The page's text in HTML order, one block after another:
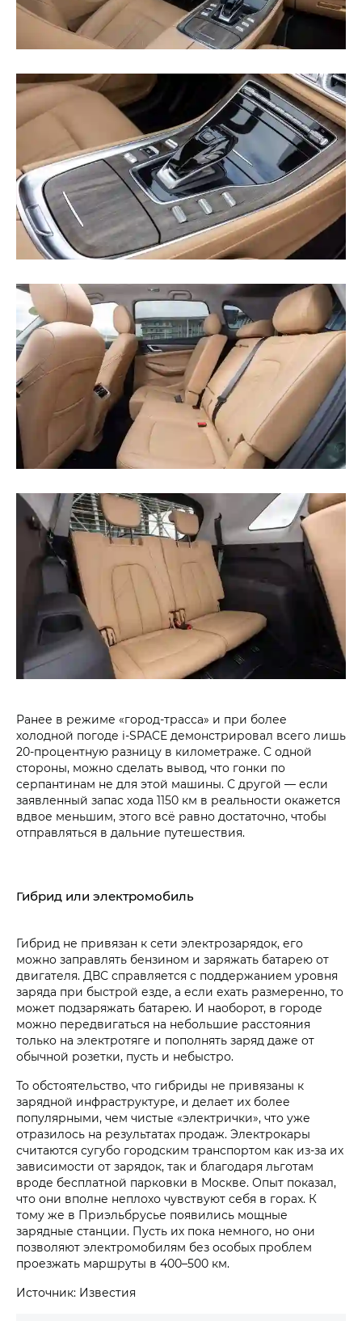
Ранее в режиме «город-трасса» и при более
холодной погоде i‑SPACE демонстрировал всего лишь
20-процентную разницу в километраже. С одной
стороны, можно сделать вывод, что гонки по
серпантинам не для этой машины. С другой — если
заявленный запас хода 1150 км в реальности окажется
вдвое меньшим, этого всё равно достаточно, чтобы
отправляться в дальние путешествия.
Гибрид или электромобиль
Гибрид не привязан к сети электрозарядок, его
можно заправлять бензином и заряжать батарею от
двигателя. ДВС справляется с поддержанием уровня
заряда при быстрой езде, а если ехать размеренно, то
может подзаряжать батарею. И наоборот, в городе
можно передвигаться на небольшие расстояния
только на электротяге и пополнять заряд даже от
обычной розетки, пусть и небыстро.
То обстоятельство, что гибриды не привязаны к
зарядной инфраструктуре, и делает их более
популярными, чем чистые «электрички», что уже
отразилось на результатах продаж. Электрокары
считаются сугубо городским транспортом как из-за их
зависимости от зарядок, так и благодаря льготам
вроде бесплатной парковки в Москве. Опыт показал,
что они вполне неплохо чувствуют себя в горах. К
тому же в Приэльбрусье появились мощные
зарядные станции. Пусть их пока немного, но они
позволяют электромобилям без особых проблем
проезжать маршруты в 400–500 км.
Источник: Известия